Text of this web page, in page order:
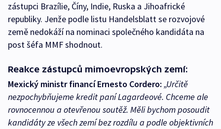
zástupci Brazílie, Číny, Indie, Ruska a Jihoafrické
republiky. Jenže podle listu Handelsblatt se rozvojové
země nedokáží na nominaci společného kandidáta na
post šéfa MMF shodnout.
Reakce zástupců mimoevropských zemí:
Mexický ministr financí Ernesto Cordero: „Určitě
nezpochybňujeme kredit paní Lagardeové. Chceme ale
rovnocennou a otevřenou soutěž. Měli bychom posoudit
kandidáty ze všech zemí bez rozdílu a podle objektivních